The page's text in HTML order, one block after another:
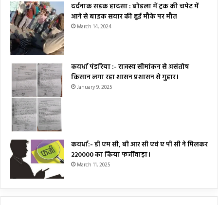
दर्दनाक सड़क हादसा : बोड़ला में ट्रक की चपेट में
आने से बाइक सवार की हुई मौके पर मौत
March 14, 2024
कवर्धा पंडरिया :- राजस्व सीमांकन से असंतोष
किसान लगा रहा शासन प्रशासन से गुहार।
January 9, 2025
कवर्धा:- डी एम सी, बी आर सी एवं ए पी सी ने मिलकर
₹220000 का किया फर्जीवाड़ा।
March 11, 2025